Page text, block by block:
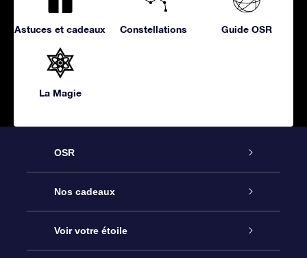
Astuces et cadeaux Constellations Guide OSR
La Magie
OSR
Service
À propos de l’OSR
Nos cadeaux
Cadeau d’étoile en ligne
Voir votre étoile